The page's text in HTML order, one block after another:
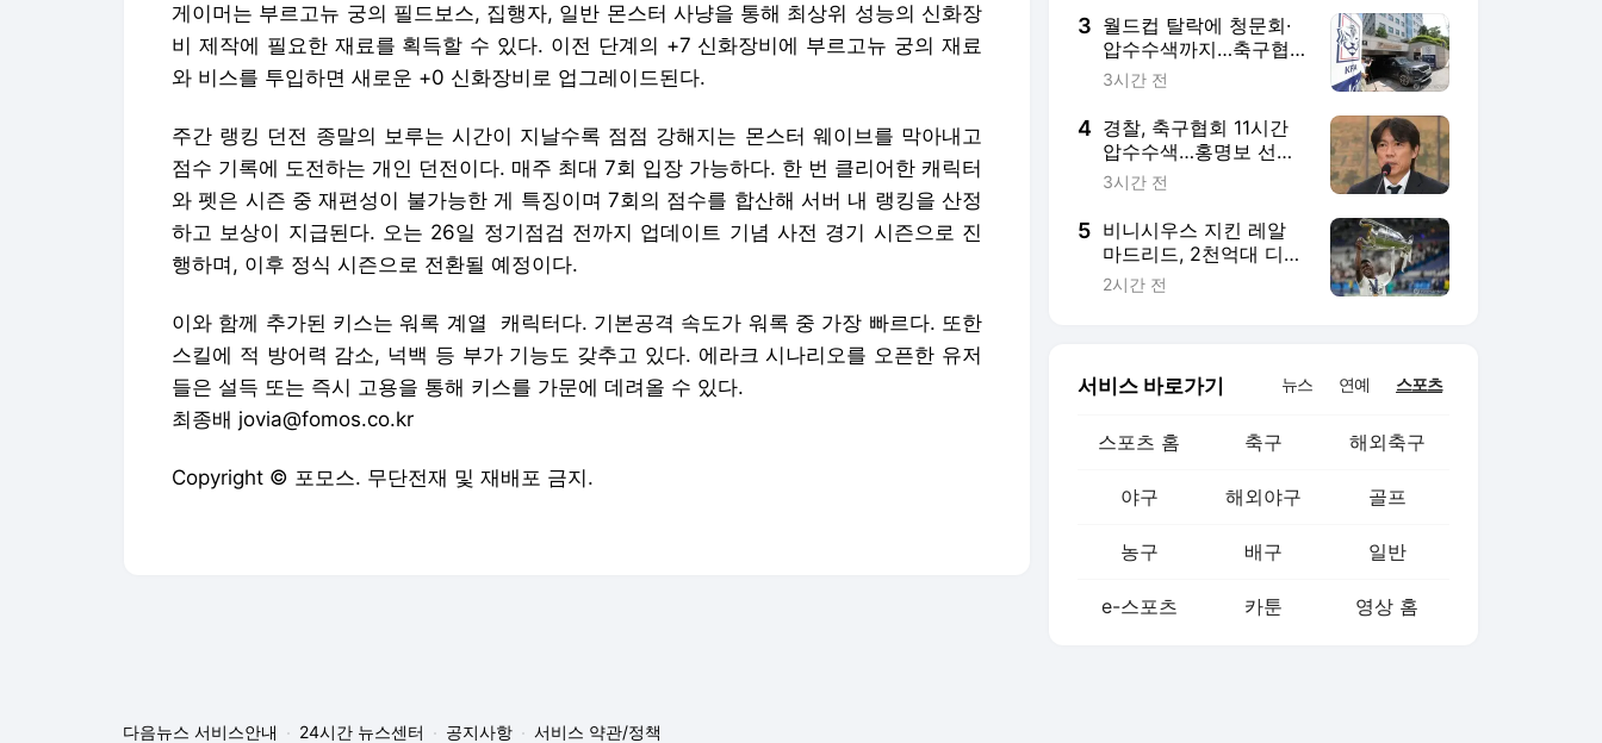
게이머는 부르고뉴 궁의 필드보스, 집행자, 일반 몬스터 사냥을 통해 최상위 성능의 신화장
비 제작에 필요한 재료를 획득할 수 있다. 이전 단계의 +7 신화장비에 부르고뉴 궁의 재료
와 비스를 투입하면 새로운 +0 신화장비로 업그레이드된다.
주간 랭킹 던전 종말의 보루는 시간이 지날수록 점점 강해지는 몬스터 웨이브를 막아내고
점수 기록에 도전하는 개인 던전이다. 매주 최대 7회 입장 가능하다. 한 번 클리어한 캐릭터
와 펫은 시즌 중 재편성이 불가능한 게 특징이며 7회의 점수를 합산해 서버 내 랭킹을 산정
하고 보상이 지급된다. 오는 26일 정기점검 전까지 업데이트 기념 사전 경기 시즌으로 진
행하며, 이후 정식 시즌으로 전환될 예정이다.
이와 함께 추가된 키스는 워록 계열 캐릭터다. 기본공격 속도가 워록 중 가장 빠르다. 또한
스킬에 적 방어력 감소, 넉백 등 부가 기능도 갖추고 있다. 에라크 시나리오를 오픈한 유저
들은 설득 또는 즉시 고용을 통해 키스를 가문에 데려올 수 있다.
최종배 jovia@fomos.co.kr
Copyright © 포모스. 무단전재 및 재배포 금지.
3 월드컵 탈락에 청문회·
압수수색까지…축구협
회, 사상 최악의 위기
3시간 전
4 경찰, 축구협회 11시간
압수수색…홍명보 선임
의혹 강제수사 본격화
3시간 전
5 비니시우스 지킨 레알
마드리드, 2천억대 디오
망데까지 품었다
2시간 전
서비스 바로가기 뉴스 연예 스포츠
스포츠 홈 축구 해외축구
야구 해외야구 골프
농구 배구 일반
e-스포츠 카툰 영상 홈
다음뉴스 서비스안내 24시간 뉴스센터 공지사항
서비스 약관/정책